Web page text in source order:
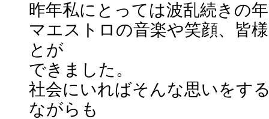
昨年私にとっては波乱続きの
マエストロの音楽や笑顔、皆
とが
できました。
社会にいればそんな思いをす
ながらも